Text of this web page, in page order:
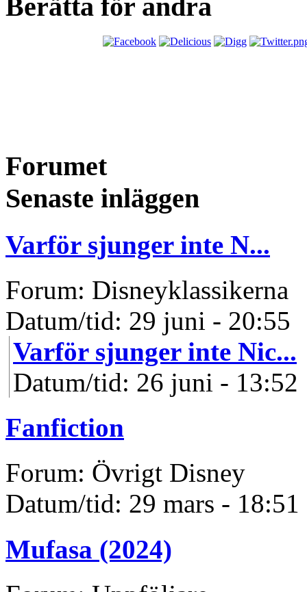
Berätta för andra
Forumet
Senaste inläggen
Varför sjunger inte N...
Forum: Disneyklassikerna
Datum/tid: 29 juni - 20:55
Varför sjunger inte Nic...
Datum/tid: 26 juni - 13:52
Fanfiction
Forum: Övrigt Disney
Datum/tid: 29 mars - 18:51
Mufasa (2024)